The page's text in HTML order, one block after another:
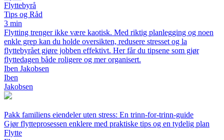
Flyttebyrå
Tips og Råd
3 min
Flytting trenger ikke være kaotisk. Med riktig planlegging og noen
enkle grep kan du holde oversikten, redusere stresset og la
flyttebyrået gjøre jobben effektivt. Her får du tipsene som gjør
flyttedagen både roligere og mer organisert.
Iben Jakobsen
Iben
Jakobsen
Pakk familiens eiendeler uten stress: En trinn-for-trinn-guide
Gjør flytteprosessen enklere med praktiske tips og en tydelig plan
Flytte